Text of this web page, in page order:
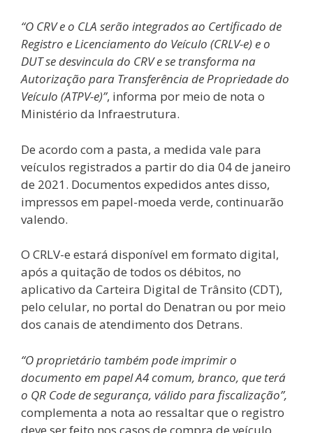
“O CRV e o CLA serão integrados ao Certificado de
Registro e Licenciamento do Veículo (CRLV-e) e o
DUT se desvincula do CRV e se transforma na
Autorização para Transferência de Propriedade do
Veículo (ATPV-e)”, informa por meio de nota o
Ministério da Infraestrutura.
De acordo com a pasta, a medida vale para
veículos registrados a partir do dia 04 de janeiro
de 2021. Documentos expedidos antes disso,
impressos em papel-moeda verde, continuarão
valendo.
O CRLV-e estará disponível em formato digital,
após a quitação de todos os débitos, no
aplicativo da Carteira Digital de Trânsito (CDT),
pelo celular, no portal do Denatran ou por meio
dos canais de atendimento dos Detrans.
“O proprietário também pode imprimir o
documento em papel A4 comum, branco, que terá
o QR Code de segurança, válido para fiscalização”,
complementa a nota ao ressaltar que o registro
deve ser feito nos casos de compra de veículo